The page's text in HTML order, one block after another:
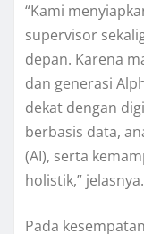
“Kami
supervisor
depan. Karena
dan generasi
dekat dengan
berbasis data,
(AI), serta
holistik,” jelasnya.
Pada